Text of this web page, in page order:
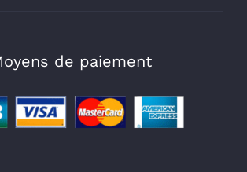
de paiement